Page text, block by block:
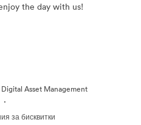
the day with us!
Asset Management
·
за бисквитки